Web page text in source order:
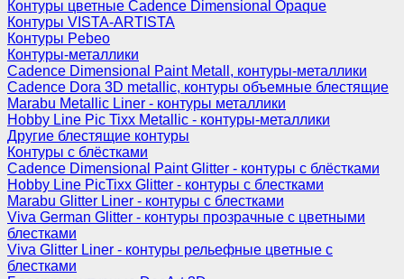
Контуры цветные Cadence Dimensional Opaque
Контуры VISTA-ARTISTA
Контуры Pebeo
Контуры-металлики
Cadence Dimensional Paint Metall, контуры-металлики
Cadence Dora 3D metallic, контуры объемные блестящие
Marabu Metallic Liner - контуры металлики
Hobby Line Pic Tixx Metallic - контуры-металлики
Другие блестящие контуры
Контуры с блёстками
Cadence Dimensional Paint Glitter - контуры с блёстками
Hobby Line PicTixx Glitter - контуры с блестками
Marabu Glitter Liner - контуры с блестками
Viva German Glitter - контуры прозрачные с цветными
блестками
Viva Glitter Liner - контуры рельефные цветные с
блестками